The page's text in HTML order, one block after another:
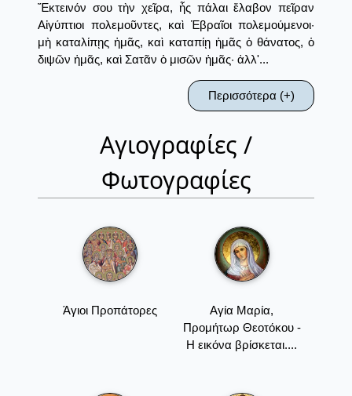
Ἔκτεινόν σου τὴν χεῖρα, ἧς πάλαι ἔλαβον πεῖραν
Αἰγύπτιοι πολεμοῦντες, καὶ Ἑβραῖοι πολεμούμενοι·
μὴ καταλίπῃς ἡμᾶς, καὶ καταπίῃ ἡμᾶς ὁ θάνατος, ὁ
διψῶν ἡμᾶς, καὶ Σατᾶν ὁ μισῶν ἡμᾶς· ἀλλ'...
Περισσότερα (+)
Αγιογραφίες /
Φωτογραφίες
Άγιοι Προπάτορες
Αγία Μαρία,
Προμήτωρ Θεοτόκου -
Η εικόνα βρίσκεται....